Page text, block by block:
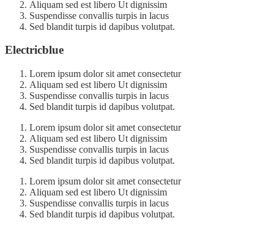
Aliquam sed est libero Ut dignissim
Suspendisse convallis turpis in lacus
Sed blandit turpis id dapibus volutpat.
Electricblue
Lorem ipsum dolor sit amet consectetur
Aliquam sed est libero Ut dignissim
Suspendisse convallis turpis in lacus
Sed blandit turpis id dapibus volutpat.
Lorem ipsum dolor sit amet consectetur
Aliquam sed est libero Ut dignissim
Suspendisse convallis turpis in lacus
Sed blandit turpis id dapibus volutpat.
Lorem ipsum dolor sit amet consectetur
Aliquam sed est libero Ut dignissim
Suspendisse convallis turpis in lacus
Sed blandit turpis id dapibus volutpat.